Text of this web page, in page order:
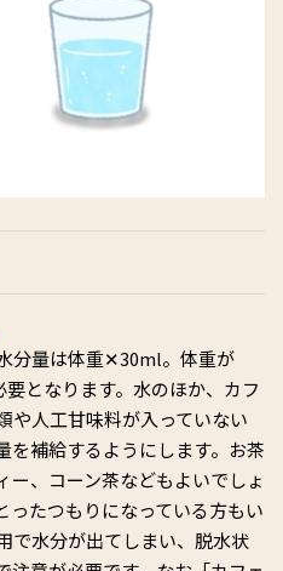
分量は体重✕30ml。体重が
となります。水のほか、カフ
や人工甘味料が入っていない
を補給するようにします。お茶
ー、コーン茶などもよいでしょ
ったつもりになっている方もい
で水分が出てしまい、脱水状